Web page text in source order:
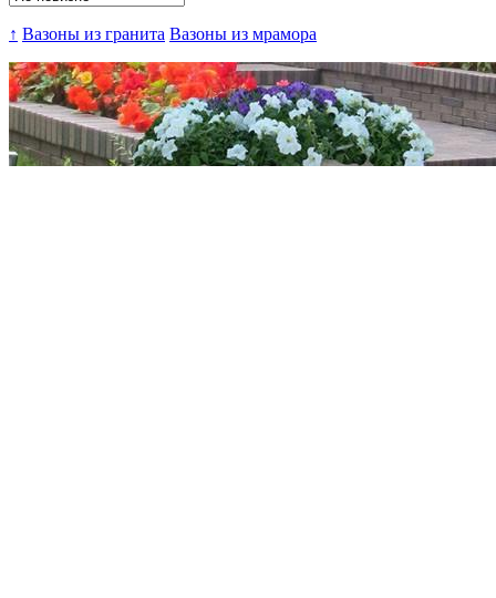
↑ Вазоны из гранита Вазоны из мрамора